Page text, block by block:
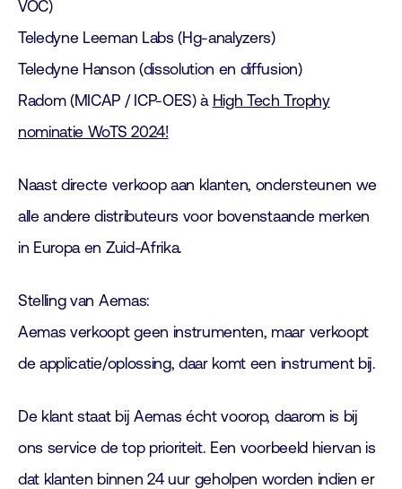
VOC)
Teledyne Leeman Labs (Hg-analyzers)
Teledyne Hanson (dissolution en diffusion)
Radom (MICAP / ICP-OES) à High Tech Trophy
nominatie WoTS 2024!
Naast directe verkoop aan klanten, ondersteunen we
alle andere distributeurs voor bovenstaande merken
in Europa en Zuid-Afrika.
Stelling van Aemas:
Aemas verkoopt geen instrumenten, maar verkoopt
de applicatie/oplossing, daar komt een instrument bij.
De klant staat bij Aemas écht voorop, daarom is bij
ons service de top prioriteit. Een voorbeeld hiervan is
dat klanten binnen 24 uur geholpen worden indien er